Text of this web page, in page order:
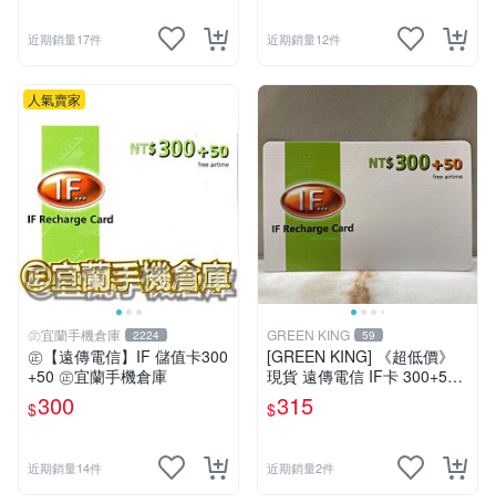
近期銷量17件 近期銷量12件
人氣賣家
㊣宜蘭手機倉庫 2224
㊣【遠傳電信】IF 儲值卡300
+50 ㊣宜蘭手機倉庫
$300
近期銷量14件
GREEN KING 59
[GREEN KING] 《超低價》
現貨 遠傳電信 IF卡 300+50
通話費儲值卡 預付卡 電話卡
面額350
$315
近期銷量2件